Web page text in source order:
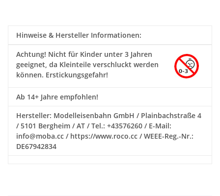
Hinweise & Hersteller Informationen:
Achtung! Nicht für Kinder unter 3 Jahren
geeignet, da Kleinteile verschluckt werden
können. Erstickungsgefahr!
Ab 14+ Jahre empfohlen!
Hersteller: Modelleisenbahn GmbH / Plainbachstraße 4
/ 5101 Bergheim / AT / Tel.: +43576260 / E-Mail:
info@moba.cc / https://www.roco.cc / WEEE-Reg.-Nr.:
DE67942834